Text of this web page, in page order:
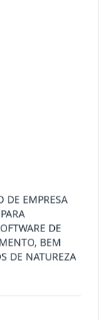
A
PARA
detalhes
DE EMPRESA
DE
BEM
DE NATUREZA